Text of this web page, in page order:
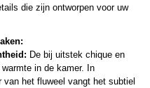
die zijn ontworpen voor uw
De bij uitstek chique en
in de kamer. In
het fluweel vangt het subtiel